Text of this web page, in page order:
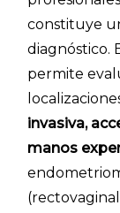
constituye
diagnóstico.
permite
invasiva,
manos